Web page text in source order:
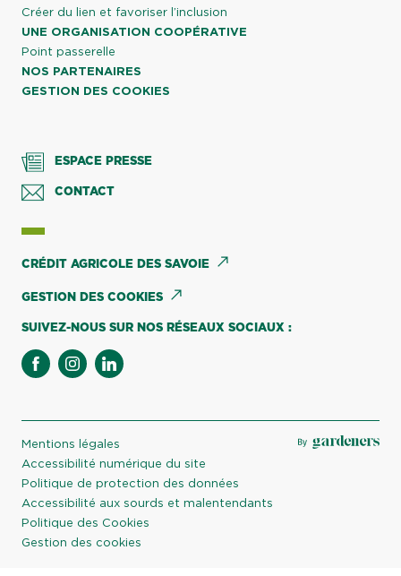
Créer du lien et favoriser l’inclusion
UNE ORGANISATION COOPÉRATIVE
Point passerelle
NOS PARTENAIRES
GESTION DES COOKIES
ESPACE PRESSE
CONTACT
CRÉDIT AGRICOLE DES SAVOIE
GESTION DES COOKIES
SUIVEZ-NOUS SUR NOS RÉSEAUX SOCIAUX :
facebookinstagramlinkedin
Mentions légales
Accessibilité numérique du site
Politique de protection des données
Accessibilité aux sourds et malentendants
Politique des Cookies
Gestion des cookies